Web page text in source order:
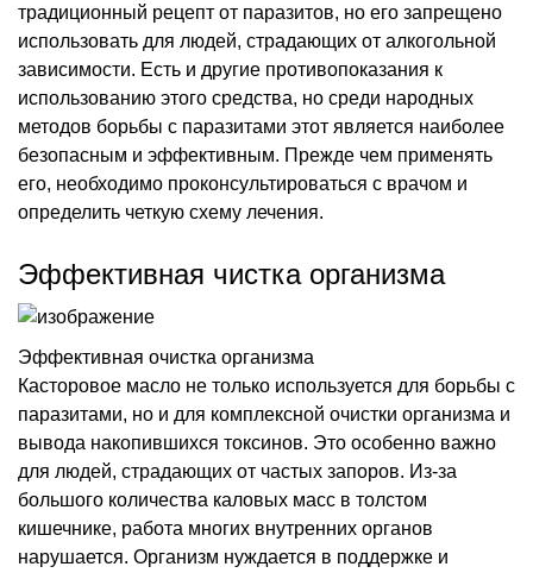
традиционный рецепт от паразитов, но его запрещено
использовать для людей, страдающих от алкогольной
зависимости. Есть и другие противопоказания к
использованию этого средства, но среди народных
методов борьбы с паразитами этот является наиболее
безопасным и эффективным. Прежде чем применять
его, необходимо проконсультироваться с врачом и
определить четкую схему лечения.
Эффективная чистка организма
Эффективная очистка организма
Касторовое масло не только используется для борьбы с
паразитами, но и для комплексной очистки организма и
вывода накопившихся токсинов. Это особенно важно
для людей, страдающих от частых запоров. Из-за
большого количества каловых масс в толстом
кишечнике, работа многих внутренних органов
нарушается. Организм нуждается в поддержке и